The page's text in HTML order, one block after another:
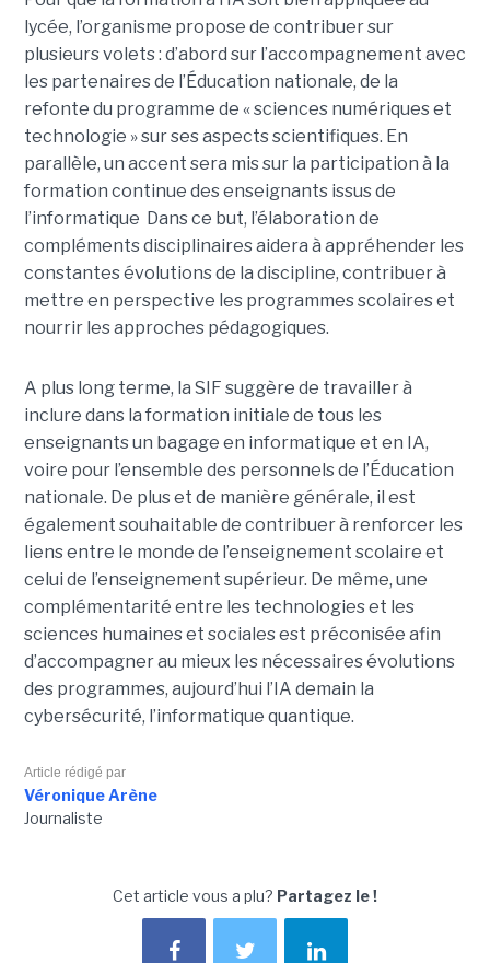
lycée, l’organisme propose de contribuer sur
plusieurs volets : d’abord sur l’accompagnement avec
les partenaires de l’Éducation nationale, de la
refonte du programme de « sciences numériques et
technologie » sur ses aspects scientifiques. En
parallèle, un accent sera mis sur la participation à la
formation continue des enseignants issus de
l’informatique Dans ce but, l’élaboration de
compléments disciplinaires aidera à appréhender les
constantes évolutions de la discipline, contribuer à
mettre en perspective les programmes scolaires et
nourrir les approches pédagogiques.
A plus long terme, la SIF suggère de travailler à
inclure dans la formation initiale de tous les
enseignants un bagage en informatique et en IA,
voire pour l’ensemble des personnels de l’Éducation
nationale. De plus et de manière générale, il est
également souhaitable de contribuer à renforcer les
liens entre le monde de l’enseignement scolaire et
celui de l’enseignement supérieur. De même, une
complémentarité entre les technologies et les
sciences humaines et sociales est préconisée afin
d’accompagner au mieux les nécessaires évolutions
des programmes, aujourd’hui l’IA demain la
cybersécurité, l’informatique quantique.
Article rédigé par
Véronique Arène
Journaliste
Cet article vous a plu? Partagez le !